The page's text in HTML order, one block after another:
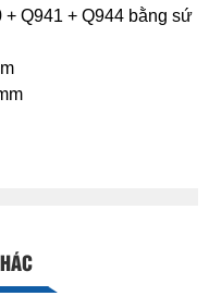
Q941 + Q944 bằng sứ